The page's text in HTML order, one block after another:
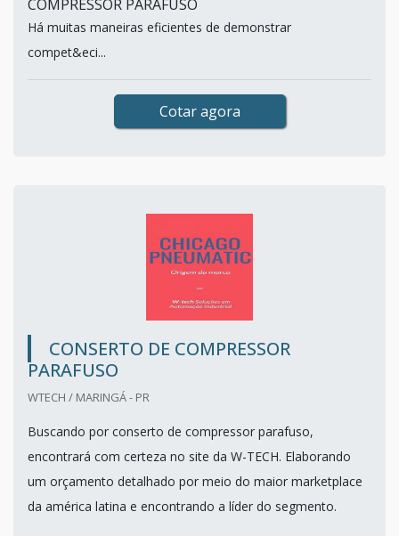
COMPRESSOR PARAFUSO
Há muitas maneiras eficientes de demonstrar
compet&eci...
Cotar agora
CONSERTO DE COMPRESSOR
PARAFUSO
WTECH / MARINGÁ - PR
Buscando por conserto de compressor parafuso,
encontrará com certeza no site da W-TECH. Elaborando
um orçamento detalhado por meio do maior marketplace
da américa latina e encontrando a líder do segmento.